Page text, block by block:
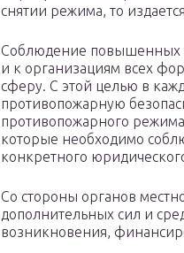
снятии режима, то
Соблюдение повышенных
и к организациям всех
сферу. С этой целью в
противопожарную
противопожарного
которые необходимо
конкретного
Со стороны органов
дополнительных сил и
возникновения,